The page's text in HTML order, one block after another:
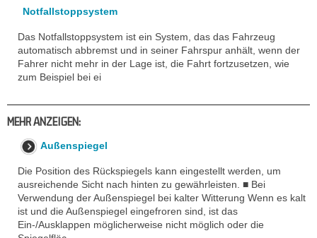
Notfallstoppsystem
Das Notfallstoppsystem ist ein System, das das Fahrzeug
automatisch abbremst und in seiner Fahrspur anhält, wenn der
Fahrer nicht mehr in der Lage ist, die Fahrt fortzusetzen, wie
zum Beispiel bei ei
MEHR ANZEIGEN:
Außenspiegel
Die Position des Rückspiegels kann eingestellt werden, um
ausreichende Sicht nach hinten zu gewährleisten. ■ Bei
Verwendung der Außenspiegel bei kalter Witterung Wenn es kalt
ist und die Außenspiegel eingefroren sind, ist das
Ein-/Ausklappen möglicherweise nicht möglich oder die